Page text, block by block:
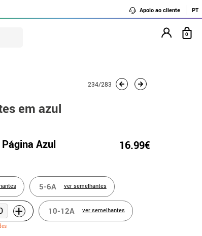
Apoio ao cliente PT
0
234/283
em azul
Azul 16.99€
5-6A ver semelhantes
+ 10-12A ver semelhantes